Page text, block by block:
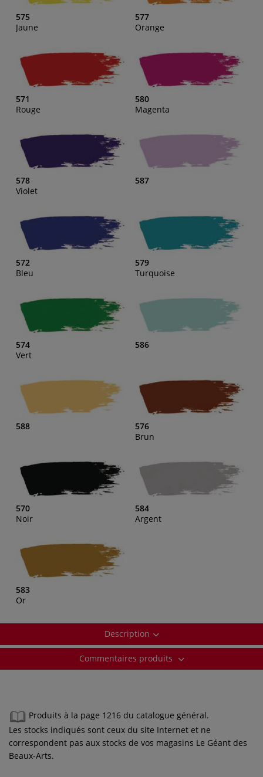
575
Jaune
577
Orange
571
Rouge
580
Magenta
578
Violet
587
572
Bleu
579
Turquoise
574
Vert
586
588
576
Brun
570
Noir
584
Argent
583
Or
Description
Commentaires produits
Produits à la page 1216 du catalogue général.
Les stocks indiqués sont ceux du site Internet et ne
correspondent pas aux stocks de vos magasins Le Géant des
Beaux-Arts.